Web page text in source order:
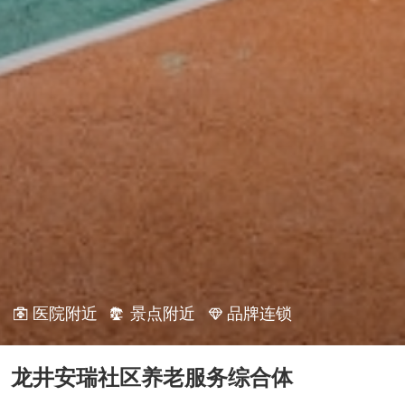
医院附近 景点附近 品牌连锁
龙井安瑞社区养老服务综合体